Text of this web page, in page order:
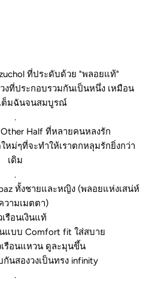
ที่ประดับด้วย "พลอยแท้"
งที่ประกอบรวมกันเป็นหนึ่ง เหมือน
ต็มฉันจนสมบูรณ์
.
Half ที่หลายคนหลงรัก
ม่ๆที่จะทำให้เราตกหลุมรักยิ่งกว่า
เดิม
.
ทั้งชายและหญิง (พลอยแห่งเสน่ห์
วามเมตตา)
รือนเงินแท้
แบบ Comfort fit ใส่สบาย
รือนแหวน ดูละมุนขึ้น
นสองวงเป็นทรง infinity
.